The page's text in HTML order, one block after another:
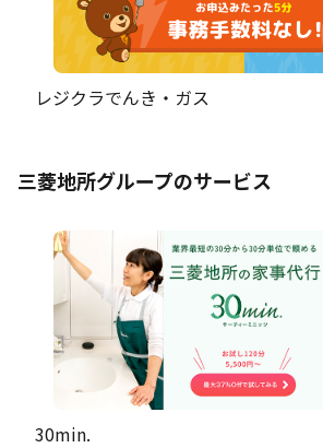
レジクラでんき・ガス
三菱地所グループのサービス
30min.